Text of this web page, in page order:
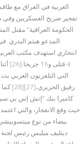
العربية في العراق مع
الحكومة العراقية" مقتل
انتحاري استهدف مكتب
4
التي التلفزيون العربي
كاميرا بنك "إتش إس بي
ديتليف ميليس رئيس لجنة